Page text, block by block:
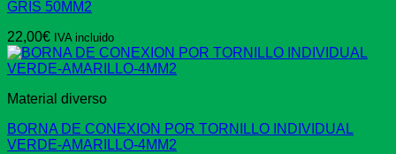
GRIS 50MM2
22,00€ IVA incluido
Material diverso
BORNA DE CONEXION POR TORNILLO INDIVIDUAL
VERDE-AMARILLO-4MM2